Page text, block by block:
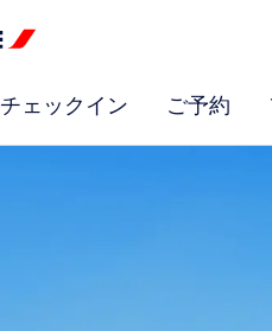
チェックイン ご予約